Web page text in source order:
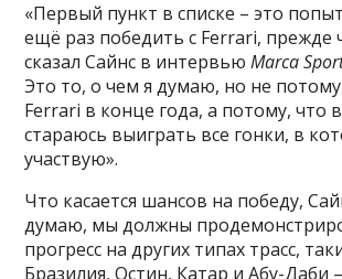
«Первый пункт в списке – это
ещё раз победить с Ferrari, прежде
сказал Сайнс в интервьюMarca
Это то, о чем я думаю, но не
Ferrari в конце года, а потому, что
стараюсь выиграть все гонки, в
участвую».
Что касается шансов на победу,
думаю, мы должны
прогресс на других типах трасс,
Бразилия, Остин, Катар и Абу-Даби